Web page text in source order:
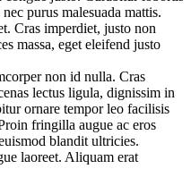
purus malesuada mattis.
Cras imperdiet, justo non
massa, eget eleifend justo
non id nulla. Cras
lectus ligula, dignissim in
ornare tempor leo facilisis
fringilla augue ac eros
blandit ultricies.
laoreet. Aliquam erat